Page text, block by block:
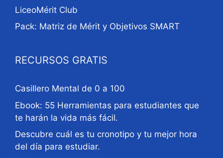
LiceoMérit Club
Pack: Matriz de Mérit y Objetivos SMART
RECURSOS GRATIS
Casillero Mental de 0 a 100
Ebook: 55 Herramientas para estudiantes que
te harán la vida más fácil.
Descubre cuál es tu cronotipo y tu mejor hora
del día para estudiar.